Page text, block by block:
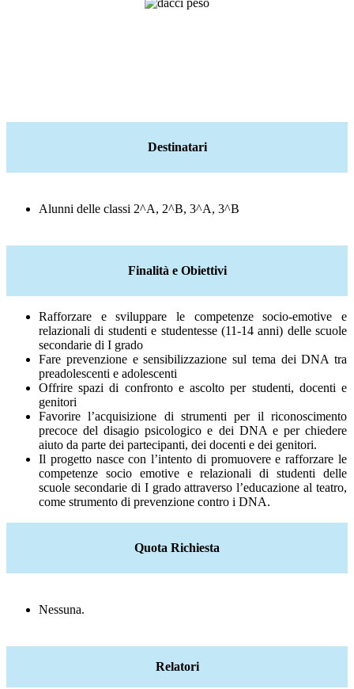
Destinatari
Alunni delle classi 2^A, 2^B, 3^A, 3^B
Finalità e Obiettivi
Rafforzare e sviluppare le competenze socio-emotive e
relazionali di studenti e studentesse (11-14 anni) delle scuole
secondarie di I grado
Fare prevenzione e sensibilizzazione sul tema dei DNA tra
preadolescenti e adolescenti
Offrire spazi di confronto e ascolto per studenti, docenti e
genitori
Favorire l’acquisizione di strumenti per il riconoscimento
precoce del disagio psicologico e dei DNA e per chiedere
aiuto da parte dei partecipanti, dei docenti e dei genitori.
Il progetto nasce con l’intento di promuovere e rafforzare le
competenze socio emotive e relazionali di studenti delle
scuole secondarie di I grado attraverso l’educazione al teatro,
come strumento di prevenzione contro i DNA.
Quota Richiesta
Nessuna.
Relatori